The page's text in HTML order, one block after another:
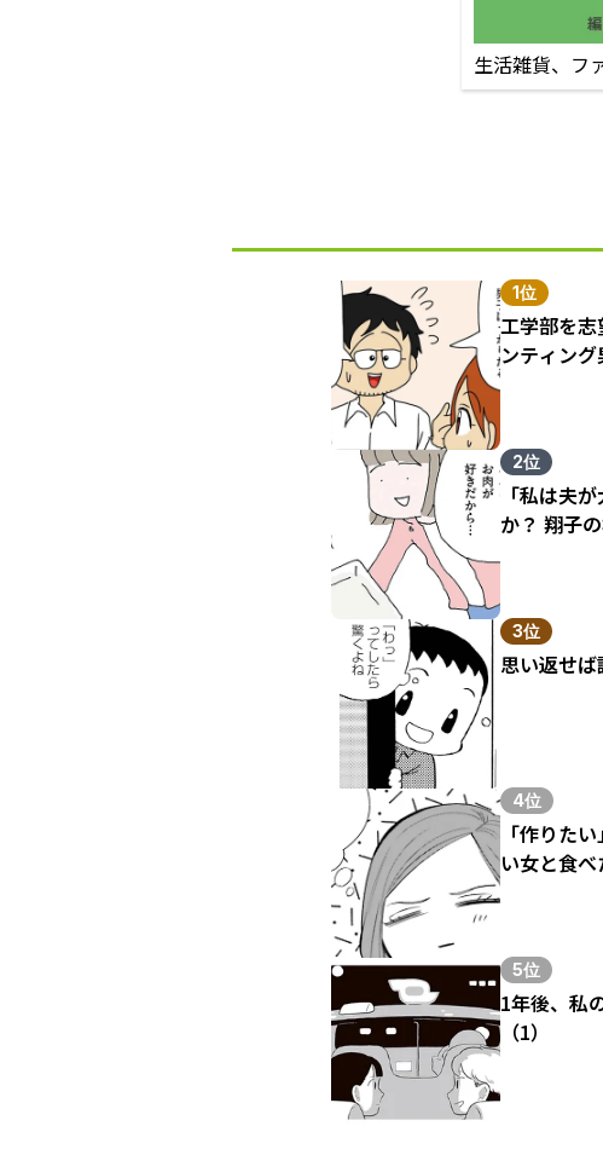
生活雑貨、フ
1位
工学部を
ンティング
2位
「私は夫
か？ 翔子の
3位
思い返せ
4位
「作りた
い女と食べ
5位
1年後、私
（1）